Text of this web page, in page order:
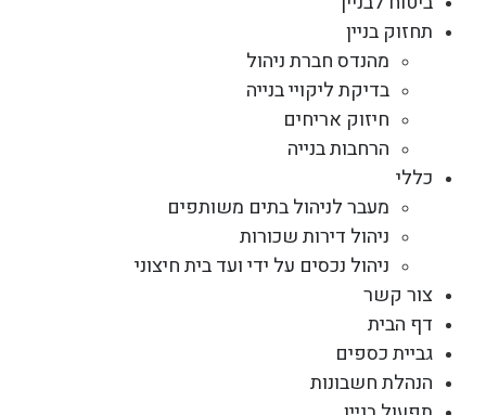
תחזוק בניין
מהנדס חברת ניהול
בדיקת ליקויי בנייה
חיזוק אריחים
הרחבות בנייה
כללי
מעבר לניהול בתים משותפים
ניהול דירות שכורות
ניהול נכסים על ידי ועד בית חיצוני
צור קשר
דף הבית
גביית כספים
הנהלת חשבונות